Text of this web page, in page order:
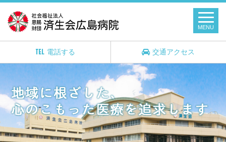
MENU
電話する 交通アクセス